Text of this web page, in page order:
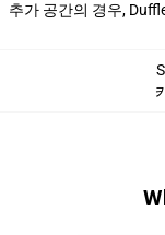
추가 공간의 경우,